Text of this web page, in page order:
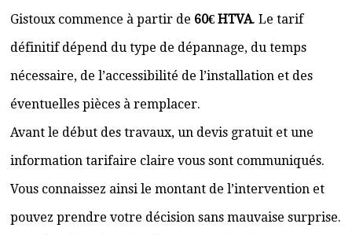
Gistoux commence à partir de 60€ HTVA. Le tarif
définitif dépend du type de dépannage, du temps
nécessaire, de l’accessibilité de l’installation et des
éventuelles pièces à remplacer.
Avant le début des travaux, un devis gratuit et une
information tarifaire claire vous sont communiqués.
Vous connaissez ainsi le montant de l’intervention et
pouvez prendre votre décision sans mauvaise surprise.